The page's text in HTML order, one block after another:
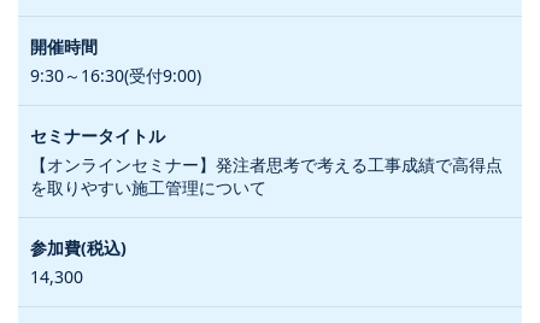
9:30～16:30(受付9:00)
【オンラインセミナー】発注者思考で考える工事成績で高得点
を取りやすい施工管理について
14,300